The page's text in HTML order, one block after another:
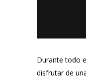
Durante todo
disfrutar de